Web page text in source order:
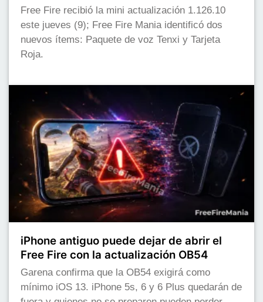
Free Fire recibió la mini actualización 1.126.10
este jueves (9); Free Fire Mania identificó dos
nuevos ítems: Paquete de voz Tenxi y Tarjeta
Roja.
iPhone antiguo puede dejar de abrir el
Free Fire con la actualización OB54
Garena confirma que la OB54 exigirá como
mínimo iOS 13. iPhone 5s, 6 y 6 Plus quedarán de